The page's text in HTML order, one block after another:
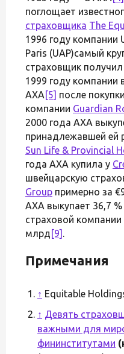
поглощает
страховщика The
1996 году компании
Paris (UAP)самый
страховщик
1999 году компании
AXA [5] после
компании Guardian
2000 года AXA
принадлежавшей ей
Sun Life & Provincial
года AXA купила у
швейцарскую
Group примерно за
AXA выкупает 36,7
страховой компании
млрд [9] .
Примечания
↑ Equitable
↑ Девять
важными для
фининститутами